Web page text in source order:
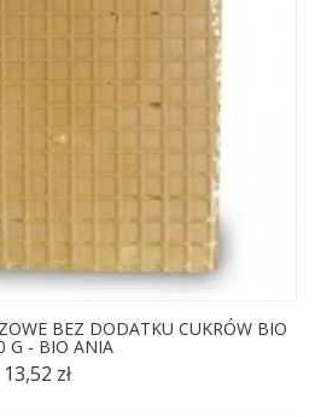
BEZ DODATKU CUKRÓW BIO
G - BIO ANIA
13,52 zł